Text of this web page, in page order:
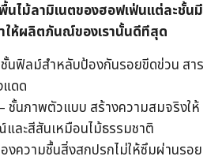
ไม้ลามิเนตของฮอฟเฟ่นแต่ละชั้นมี
ให้ผลิตภันณ์ของเรานั้นดีทีสุด
นฟิลม์สำหลับป้องกันรอยขีดข่วน สาร
แดด
– ชั้นภาพตัวแบบ สร้างความสมจริงให้
ละสีสันเหมือนไม้ธรรมชาติ
งความชื้นสิ่งสกปรกไม่ให้ซึมผ่านรอย